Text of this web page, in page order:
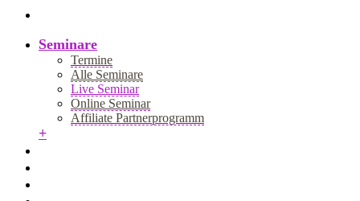
Seminare
Termine
Alle Seminare
Live Seminar
Online Seminar
Affiliate Partnerprogramm
+